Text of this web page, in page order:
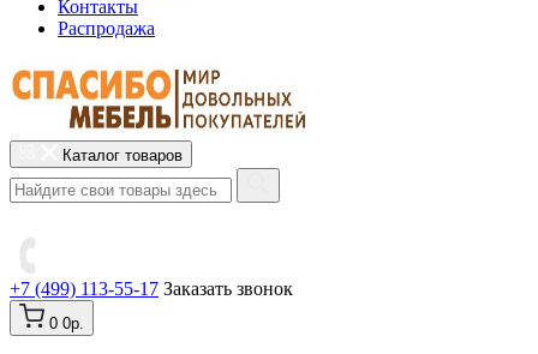
Контакты
Распродажа
Каталог товаров
+7 (499) 113-55-17 Заказать звонок
0 0р.